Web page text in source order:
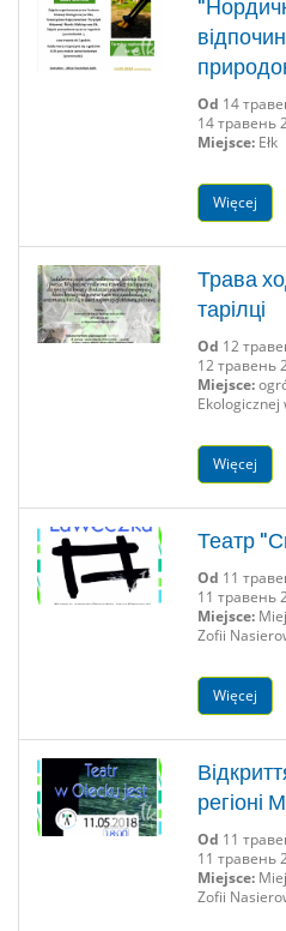
Od 14
14 травень
Miejsce:Ełk
Więcej
Трава
тарілці
Od 12
12 травень
Miejsce:
Ekologicznej
Więcej
Театр
Od 11
11 травень
Miejsce:
Zofii
Więcej
регіоні
Od 11
11 травень
Miejsce:
Zofii